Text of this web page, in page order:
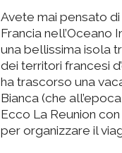
Avete mai pensato
Francia nell’Oceano
una bellissima isola
dei territori francesi
ha trascorso una
Bianca (che
Ecco La Reunion
per organizzare il